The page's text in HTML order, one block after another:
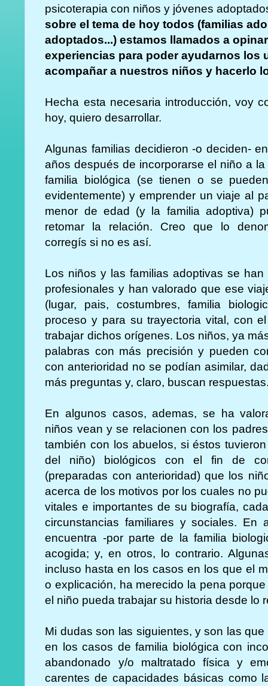
psicoterapia con niños y jóvenes
sobre el tema de hoy todos (familias
adoptados...) estamos llamados a
experiencias para poder ayudarnos los
acompañar a nuestros niños y hacerlo
Hecha esta necesaria introducción, voy
hoy, quiero desarrollar.
Algunas familias decidieron -o deciden-
años después de incorporarse el niño a
familia biológica (se tienen o se
evidentemente) y emprender un viaje al
menor de edad (y la familia adoptiva)
retomar la relación. Creo que lo
corregís si no es así.
Los niños y las familias adoptivas se
profesionales y han valorado que ese
(lugar, pais, costumbres, familia
proceso y para su trayectoria vital, con
trabajar dichos orígenes. Los niños, ya
palabras con más precisión y pueden
con anterioridad no se podían asimilar,
más preguntas y, claro, buscan
En algunos casos, ademas, se ha
niños vean y se relacionen con los
también con los abuelos, si éstos
del niño) biológicos con el fin de
(preparadas con anterioridad) que los
acerca de los motivos por los cuales no
vitales e importantes de su biografía,
circunstancias familiares y sociales.
encuentra -por parte de la familia
acogida; y, en otros, lo contrario.
incluso hasta en los casos en los que el
o explicación, ha merecido la pena
el niño pueda trabajar su historia desde lo
Mi dudas son las siguientes, y son las
en los casos de familia biológica con
abandonado y/o maltratado física y
carentes de capacidades básicas como